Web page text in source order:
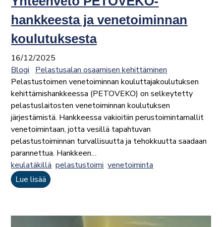
hankkeesta ja venetoiminnan
koulutuksesta
16/12/2025
Blogi
Pelastusalan osaamisen kehittäminen
Pelastustoimen venetoiminnan kouluttajakoulutuksen
kehittämishankkeessa (PETOVEKO) on selkeytetty
pelastuslaitosten venetoiminnan koulutuksen
järjestämistä. Hankkeessa vakioitiin perustoimintamallit
venetoimintaan, jotta vesillä tapahtuvan
pelastustoiminnan turvallisuutta ja tehokkuutta saadaan
parannettua. Hankkeen…
keulatäkillä pelastustoimi venetoiminta
Lue lisää